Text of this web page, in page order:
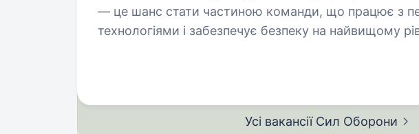
— це шанс стати частиною команди, що працює з
технологіями і забезпечує безпеку на найвищому
Усі вакансії Сил Оборони